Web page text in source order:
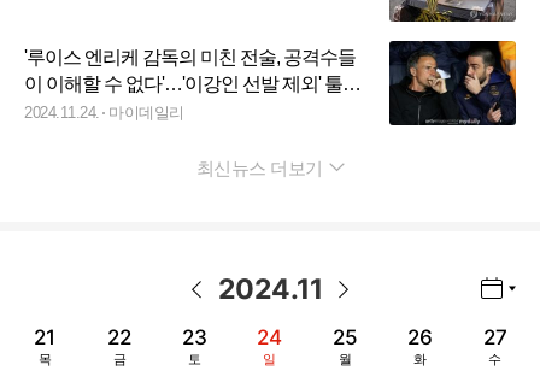
'루이스 엔리케 감독의 미친 전술, 공격수들
이 이해할 수 없다'…'이강인 선발 제외' 툴루
즈전 비난
2024.11.24. 마이데일리
최신뉴스 더보기
2024.11
21
목
22
금
23
토
24
일
25
월
26
화
27
수